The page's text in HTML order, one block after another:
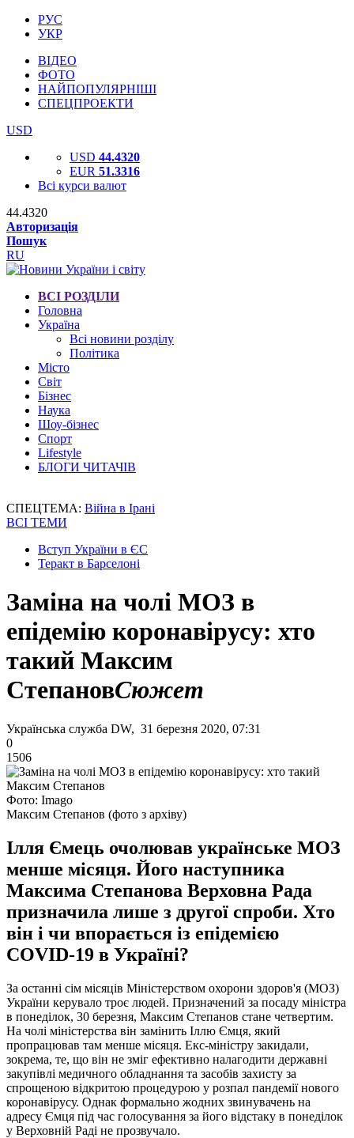
РУС
УКР
ВІДЕО
ФОТО
НАЙПОПУЛЯРНІШІ
СПЕЦПРОЕКТИ
USD
USD 44.4320
EUR 51.3316
Всі курси валют
44.4320
Авторизація
Пошук
RU
ВСІ РОЗДІЛИ
Головна
Україна
Всі новини розділу
Політика
Місто
Світ
Бізнес
Наука
Шоу-бізнес
Спорт
Lifestyle
БЛОГИ ЧИТАЧІВ
СПЕЦТЕМА: Війна в Ірані
ВСІ ТЕМИ
Вступ України в ЄС
Теракт в Барселоні
Заміна на чолі МОЗ в
епідемію коронавірусу: хто
такий Максим
СтепановСюжет
Українська служба DW, 31 березня 2020, 07:31
0
1506
Фото: Imagо
Максим Степанов (фото з архіву)
Ілля Ємець очолював українське МОЗ
менше місяця. Його наступника
Максима Степанова Верховна Рада
призначила лише з другої спроби. Хто
він і чи впорається із епідемією
COVID-19 в Україні?
За останні сім місяців Міністерством охорони здоров'я (МОЗ)
України керувало троє людей. Призначений за посаду міністра
в понеділок, 30 березня, Максим Степанов стане четвертим.
На чолі міністерства він замінить Іллю Ємця, який
пропрацював там менше місяця. Екс-міністру закидали,
зокрема, те, що він не зміг ефективно налагодити державні
закупівлі медичного обладнання та засобів захисту за
спрощеною відкритою процедурою у розпал пандемії нового
коронавірусу. Однак формально жодних звинувачень на
адресу Ємця під час голосування за його відстаку в понеділок
у Верховній Раді не прозвучало.